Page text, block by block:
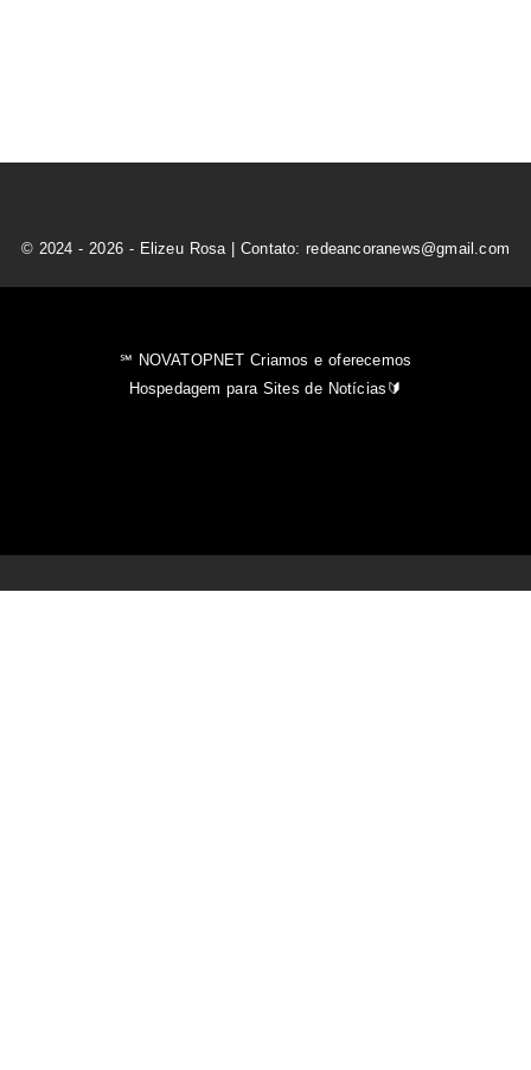
© 2024 - 2026 - Elizeu Rosa | Contato: redeancoranews@gmail.com
℠ NOVATOPNET Criamos e oferecemos
Hospedagem para Sites de Notícias🔰